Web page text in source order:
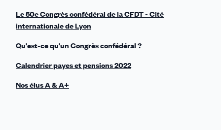
Le 50e Congrès confédéral de la CFDT - Cité
internationale de Lyon
Qu'est-ce qu'un Congrès confédéral ?
Calendrier payes et pensions 2022
Nos élus A & A+